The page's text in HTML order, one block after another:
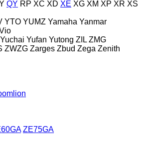
QY RP XC XD XE XG XM XP XR XS
YTO YUMZ Yamaha Yanmar
Yuchai Yufan Yutong ZIL ZMG
ZWZG Zarges Zbud Zega Zenith
ZE75GA